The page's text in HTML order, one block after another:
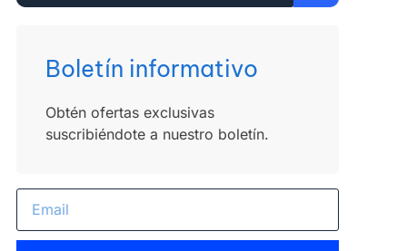
Boletín informativo
Obtén ofertas exclusivas
suscribiéndote a nuestro boletín.